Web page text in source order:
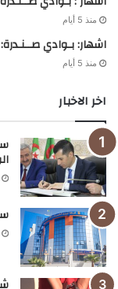
منذ 5 أيام
اشهار: بـوادي
منذ 5 أيام
اخر الاخبار